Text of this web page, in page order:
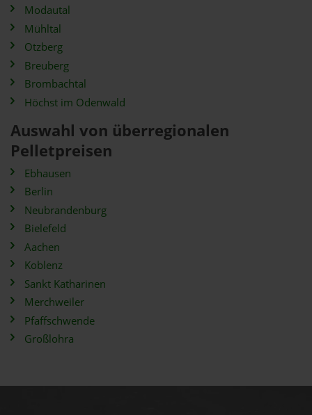
Modautal
Mühltal
Otzberg
Breuberg
Brombachtal
Höchst im Odenwald
Auswahl von überregionalen
Pelletpreisen
Ebhausen
Berlin
Neubrandenburg
Bielefeld
Aachen
Koblenz
Sankt Katharinen
Merchweiler
Pfaffschwende
Großlohra